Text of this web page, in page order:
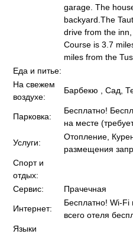
garage. The
backyard.The
drive from the
Course is 3.7
miles from the
Еда и питье:
На свежем
воздухе:
Барбекю , Сад,
Парковка:
Бесплатно!
на месте
Услуги:
Отопление,
размещения
Спорт и
отдых:
Сервис:
Прачечная
Интернет:
Бесплатно! Wi-Fi
всего отеля
Языки